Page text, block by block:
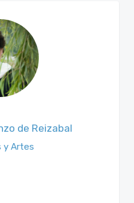
de Reizabal
y Artes